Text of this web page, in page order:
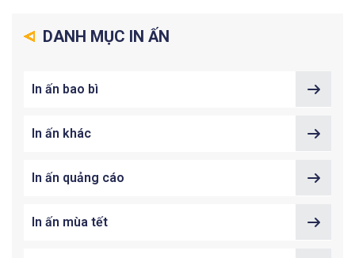
DANH MỤC IN ẤN
In ấn bao bì
In ấn khác
In ấn quảng cáo
In ấn mùa tết